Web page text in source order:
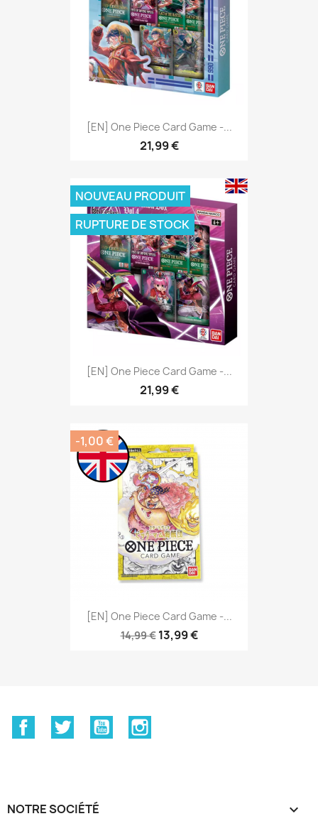
[EN] One Piece Card Game -...
21,99 €
[EN] One Piece Card Game -...
21,99 €
NOUVEAU PRODUIT
RUPTURE DE STOCK
[EN] One Piece Card Game -...
14,99 € 13,99 €
-1,00 €
FacebookTwitter YouTube
NOTRE SOCIÉTÉ 